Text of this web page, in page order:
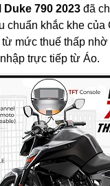
Duke 790 2023 đã
chuẩn khắc khe
mức thuế thấp
trực tiếp từ Áo.